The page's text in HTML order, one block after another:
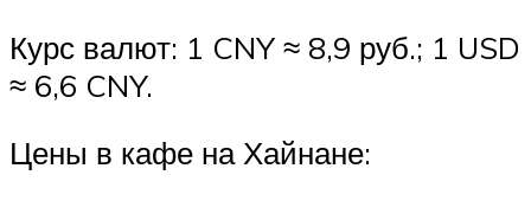
Курс валют: 1 CNY ≈ 8,9 руб.; 1 USD
≈ 6,6 CNY.
Цены в кафе на Хайнане: